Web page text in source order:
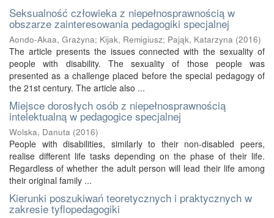
Seksualność człowieka z niepełnosprawnością w
obszarze zainteresowania pedagogiki specjalnej
Aondo-Akaa, Grażyna; Kijak, Remigiusz; Pająk, Katarzyna (2016)
The article presents the issues connected with the sexuality of
people with disability. The sexuality of those people was
presented as a challenge placed before the special pedagogy of
the 21st century. The article also ...
Miejsce dorosłych osób z niepełnosprawnością
intelektualną w pedagogice specjalnej
Wolska, Danuta (2016)
People with disabilities, similarly to their non-disabled peers,
realise different life tasks depending on the phase of their life.
Regardless of whether the adult person will lead their life among
their original family ...
Kierunki poszukiwań teoretycznych i praktycznych w
zakresie tyflopedagogiki